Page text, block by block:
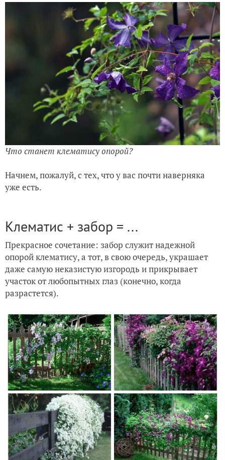
Что станет клематису опорой?
Начнем, пожалуй, с тех, что у вас почти наверняка
уже есть.
Клематис + забор = ...
Прекрасное сочетание: забор служит надежной
опорой клематису, а тот, в свою очередь, украшает
даже самую неказистую изгородь и прикрывает
участок от любопытных глаз (конечно, когда
разрастется).